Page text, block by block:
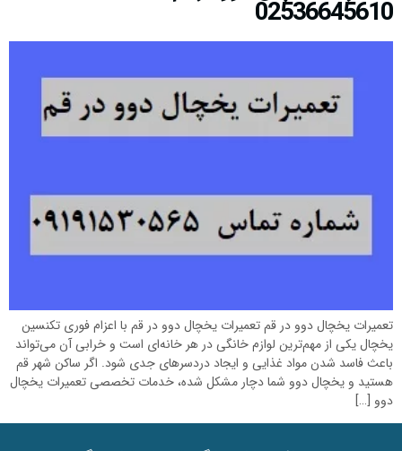
02536645610
تعمیرات یخچال دوو در قم تعمیرات یخچال دوو در قم با اعزام فوری تکنسین
یخچال یکی از مهم‌ترین لوازم خانگی در هر خانه‌ای است و خرابی آن می‌تواند
باعث فاسد شدن مواد غذایی و ایجاد دردسرهای جدی شود. اگر ساکن شهر قم
هستید و یخچال دوو شما دچار مشکل شده، خدمات تخصصی تعمیرات یخچال
دوو […]